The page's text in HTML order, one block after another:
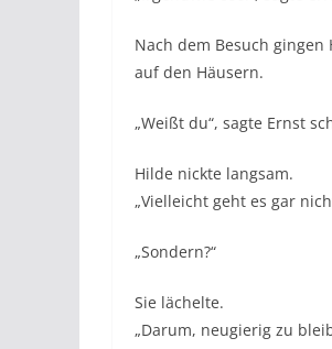
Nach dem Besuch
auf den Häusern.
„Weißt du“, sagte Ernst
Hilde nickte langsam.
„Vielleicht geht es gar
„Sondern?“
Sie lächelte.
„Darum, neugierig zu